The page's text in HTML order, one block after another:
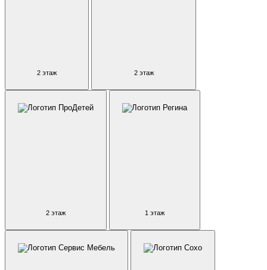
2 этаж 2 этаж
2 этаж 1 этаж